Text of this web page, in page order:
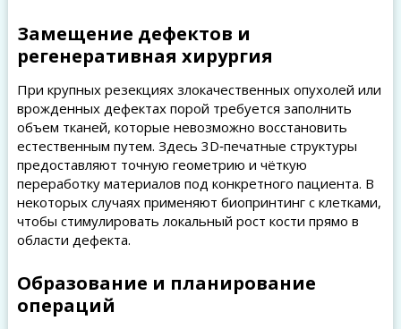
Замещение дефектов и
регенеративная хирургия
При крупных резекциях злокачественных опухолей или
врожденных дефектах порой требуется заполнить
объем тканей, которые невозможно восстановить
естественным путем. Здесь 3D‑печатные структуры
предоставляют точную геометрию и чёткую
переработку материалов под конкретного пациента. В
некоторых случаях применяют биопринтинг с клетками,
чтобы стимулировать локальный рост кости прямо в
области дефекта.
Образование и планирование
операций